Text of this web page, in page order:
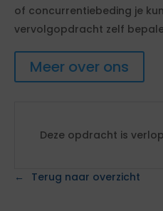
of concurrentiebeding je
vervolgopdracht zelf
Meer over ons
Deze opdracht is
Terug naar overzicht